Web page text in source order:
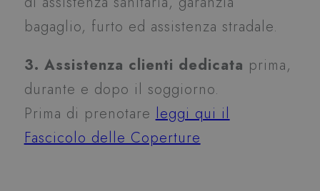
bagaglio, furto ed assistenza stradale.
3. Assistenza clienti dedicata prima,
durante e dopo il soggiorno.
Prima di prenotareleggi qui il
Fascicolo delle Coperture